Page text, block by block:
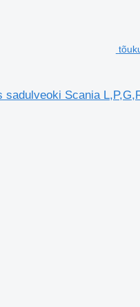
Scania